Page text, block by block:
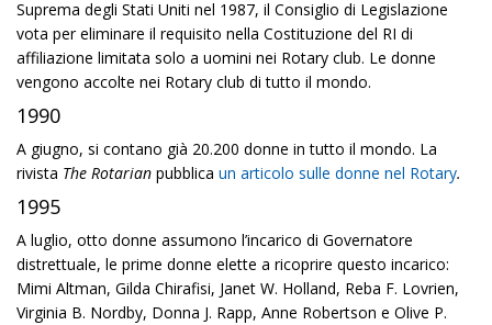
Suprema degli Stati Uniti nel 1987, il Consiglio di Legislazione
vota per eliminare il requisito nella Costituzione del RI di
affiliazione limitata solo a uomini nei Rotary club. Le donne
vengono accolte nei Rotary club di tutto il mondo.
1990
A giugno, si contano già 20.200 donne in tutto il mondo. La
rivista The Rotarian pubblica un articolo sulle donne nel Rotary.
1995
A luglio, otto donne assumono l’incarico di Governatore
distrettuale, le prime donne elette a ricoprire questo incarico:
Mimi Altman, Gilda Chirafisi, Janet W. Holland, Reba F. Lovrien,
Virginia B. Nordby, Donna J. Rapp, Anne Robertson e Olive P.